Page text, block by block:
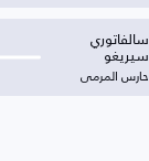
سالفاتوري
سيريغو
حارس المرمى